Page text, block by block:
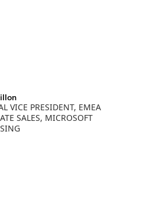
VICE PRESIDENT, EMEA
SALES, MICROSOFT